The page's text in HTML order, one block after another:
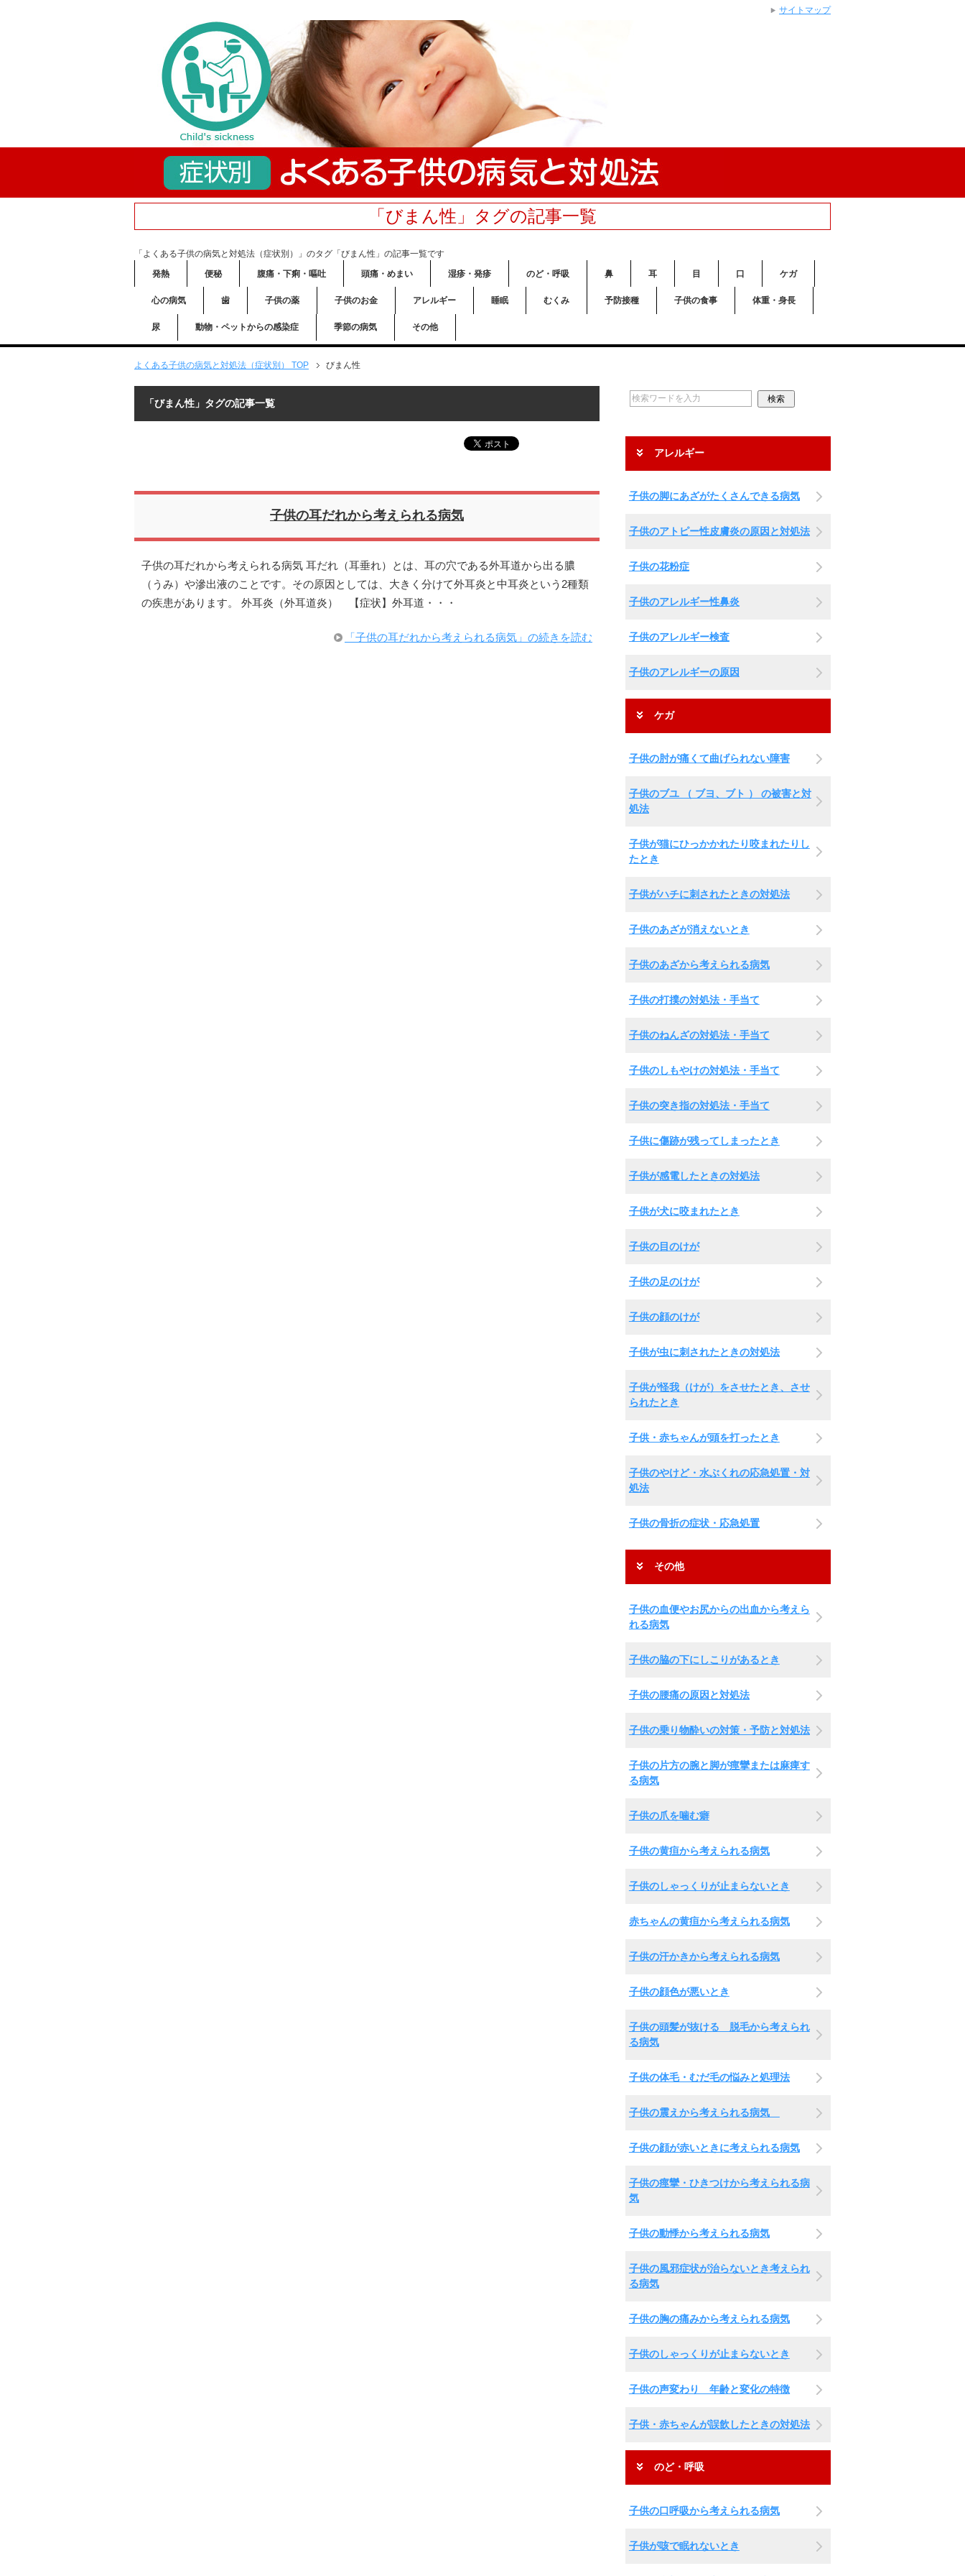
「びまん性」タグの記事一覧
「よくある子供の病気と対処法（症状別）」のタグ「びまん性」の記事一覧です
発熱
便秘 腹痛・下痢・嘔吐 頭痛・めまい 湿疹・発疹 のど・呼吸 鼻 耳 目 口 ケガ
心の病気 歯 子供の薬 子供のお金 アレルギー 睡眠 むくみ 予防接種 子供の食事 体重・身長
尿 動物・ペットからの感染症 季節の病気 その他
よくある子供の病気と対処法（症状別） TOP びまん性
「びまん性」タグの記事一覧
子供の耳だれから考えられる病気
子供の耳だれから考えられる病気 耳だれ（耳垂れ）とは、耳の穴である外耳道から出る膿
（うみ）や滲出液のことです。その原因としては、大きく分けて外耳炎と中耳炎という2種類
の疾患があります。 外耳炎（外耳道炎） 【症状】外耳道・・・
「子供の耳だれから考えられる病気」の続きを読む
アレルギー
子供の脚にあざがたくさんできる病気
子供のアトピー性皮膚炎の原因と対処法
子供の花粉症
子供のアレルギー性鼻炎
子供のアレルギー検査
子供のアレルギーの原因
ケガ
子供の肘が痛くて曲げられない障害
子供のブユ （ ブヨ、ブト ） の被害と対
処法
子供が猫にひっかかれたり咬まれたりし
たとき
子供がハチに刺されたときの対処法
子供のあざが消えないとき
子供のあざから考えられる病気
子供の打撲の対処法・手当て
子供のねんざの対処法・手当て
子供のしもやけの対処法・手当て
子供の突き指の対処法・手当て
子供に傷跡が残ってしまったとき
子供が感電したときの対処法
子供が犬に咬まれたとき
子供の目のけが
子供の足のけが
子供の顔のけが
子供が虫に刺されたときの対処法
子供が怪我（けが）をさせたとき、させ
られたとき
子供・赤ちゃんが頭を打ったとき
子供のやけど・水ぶくれの応急処置・対
処法
子供の骨折の症状・応急処置
その他
子供の血便やお尻からの出血から考えら
れる病気
子供の脇の下にしこりがあるとき
子供の腰痛の原因と対処法
子供の乗り物酔いの対策・予防と対処法
子供の片方の腕と脚が痙攣または麻痺す
る病気
子供の爪を噛む癖
子供の黄疸から考えられる病気
子供のしゃっくりが止まらないとき
赤ちゃんの黄疸から考えられる病気
子供の汗かきから考えられる病気
子供の顔色が悪いとき
子供の頭髪が抜ける 脱毛から考えられ
る病気
子供の体毛・むだ毛の悩みと処理法
子供の震えから考えられる病気
子供の顔が赤いときに考えられる病気
子供の痙攣・ひきつけから考えられる病
気
子供の動悸から考えられる病気
子供の風邪症状が治らないとき考えられ
る病気
子供の胸の痛みから考えられる病気
子供のしゃっくりが止まらないとき
子供の声変わり 年齢と変化の特徴
子供・赤ちゃんが誤飲したときの対処法
のど・呼吸
子供の口呼吸から考えられる病気
子供が咳で眠れないとき
サイトマップ